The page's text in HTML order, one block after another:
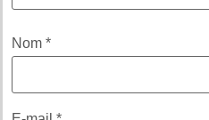
Nom *